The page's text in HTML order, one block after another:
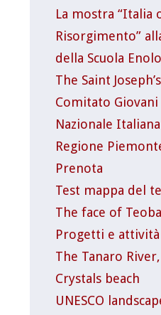
La mostra “Italia
Risorgimento”
della Scuola
The Saint
Comitato
Nazionale Italiana
Regione
Prenota
Test mappa del
The face of
Progetti e
The Tanaro
Crystals beach
UNESCO